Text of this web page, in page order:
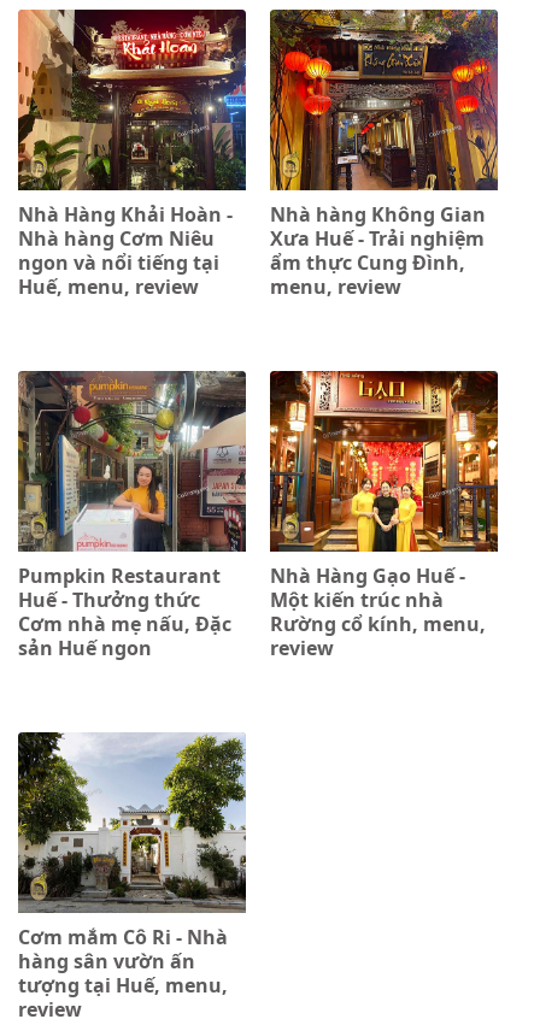
Nhà Hàng Khải Hoàn -
Nhà hàng Cơm Niêu
ngon và nổi tiếng tại
Huế, menu, review
Nhà hàng Không Gian
Xưa Huế - Trải nghiệm
ẩm thực Cung Đình,
menu, review
Pumpkin Restaurant
Huế - Thưởng thức
Cơm nhà mẹ nấu, Đặc
sản Huế ngon
Nhà Hàng Gạo Huế -
Một kiến trúc nhà
Rường cổ kính, menu,
review
Cơm mắm Cô Ri - Nhà
hàng sân vườn ấn
tượng tại Huế, menu,
review